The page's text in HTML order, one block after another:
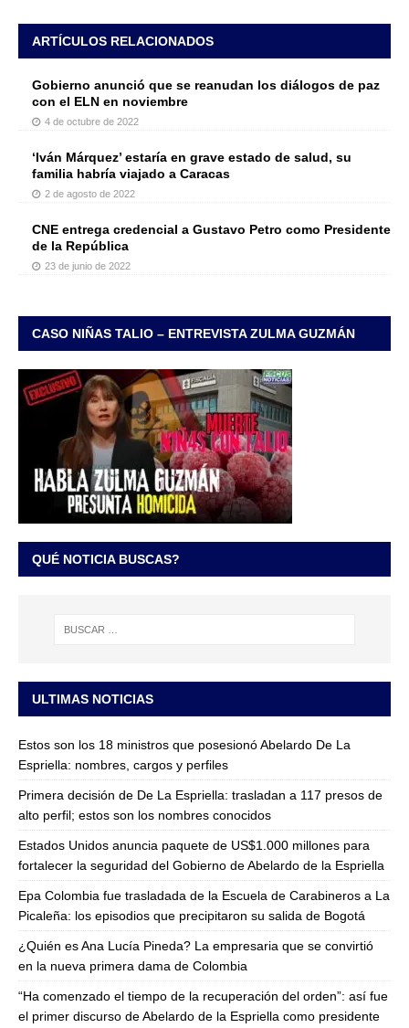
ARTÍCULOS RELACIONADOS
Gobierno anunció que se reanudan los diálogos de paz
con el ELN en noviembre
4 de octubre de 2022
‘Iván Márquez’ estaría en grave estado de salud, su
familia habría viajado a Caracas
2 de agosto de 2022
CNE entrega credencial a Gustavo Petro como Presidente
de la República
23 de junio de 2022
CASO NIÑAS TALIO – ENTREVISTA ZULMA GUZMÁN
QUÉ NOTICIA BUSCAS?
ULTIMAS NOTICIAS
Estos son los 18 ministros que posesionó Abelardo De La
Espriella: nombres, cargos y perfiles
Primera decisión de De La Espriella: trasladan a 117 presos de
alto perfil; estos son los nombres conocidos
Estados Unidos anuncia paquete de US$1.000 millones para
fortalecer la seguridad del Gobierno de Abelardo de la Espriella
Epa Colombia fue trasladada de la Escuela de Carabineros a La
Picaleña: los episodios que precipitaron su salida de Bogotá
¿Quién es Ana Lucía Pineda? La empresaria que se convirtió
en la nueva primera dama de Colombia
“Ha comenzado el tiempo de la recuperación del orden”: así fue
el primer discurso de Abelardo de la Espriella como presidente